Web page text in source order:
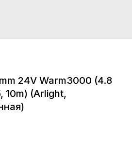
24V Warm3000 (4.8
10m) (Arlight,